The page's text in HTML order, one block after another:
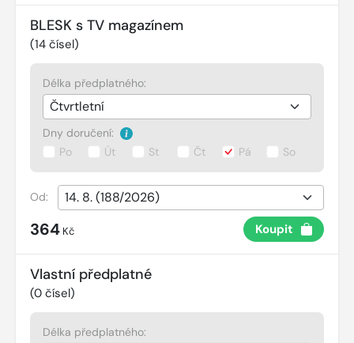
BLESK s TV magazínem
(14 čísel)
Délka předplatného:
Dny doručení:
Po
Út St Čt Pá So
Od:
364 Kč Koupit
Vlastní předplatné
(0 čísel)
Délka předplatného: